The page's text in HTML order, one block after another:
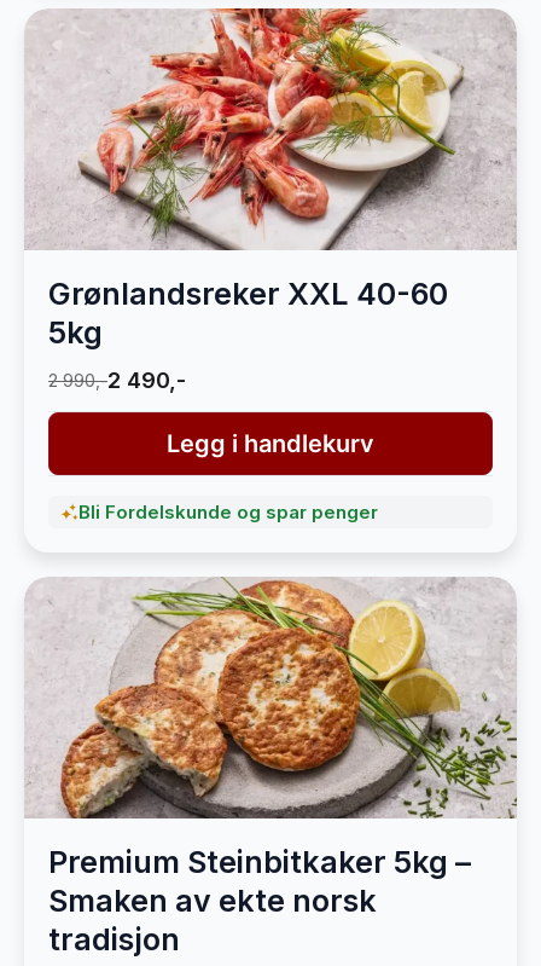
Grønlandsreker XXL 40-60
5kg
2 990,-2 490,-
Legg i handlekurv
Bli Fordelskunde og spar penger
Premium Steinbitkaker 5kg –
Smaken av ekte norsk
tradisjon